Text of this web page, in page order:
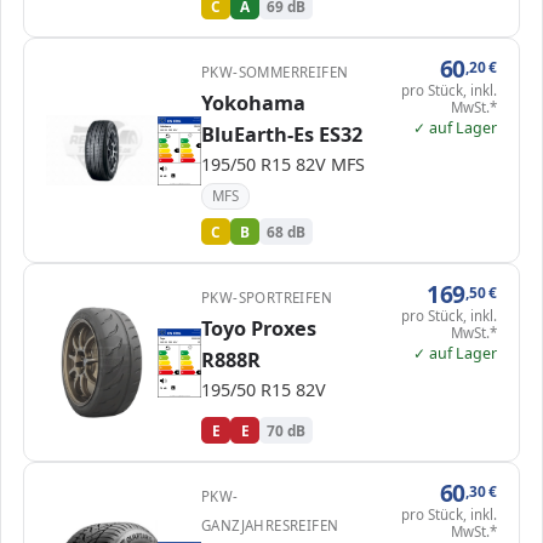
C A 69 dB
ENERG 631284
Yokohama
R2436
195/50 R15 82V
C1
A
B
C C
D
E
A
B B
C
D
E
68 dB
PKW-SOMMERREIFEN
Yokohama
BluEarth-Es ES32
195/50 R15 82V MFS
MFS
C B 68 dB
60,20€
pro Stück, inkl.
MwSt.*
✓ auf Lager
ENERG 1000000
Toyo
2305159
195/50 R15 82V
C1
A
B
C
D
E E
A
B
C
D
E E
70 dB
PKW-SPORTREIFEN
Toyo Proxes
R888R
195/50 R15 82V
E E 70 dB
169,50€
pro Stück, inkl.
MwSt.*
✓ auf Lager
PKW-
GANZJAHRESREIFEN
60,30€
pro Stück, inkl.
MwSt.*